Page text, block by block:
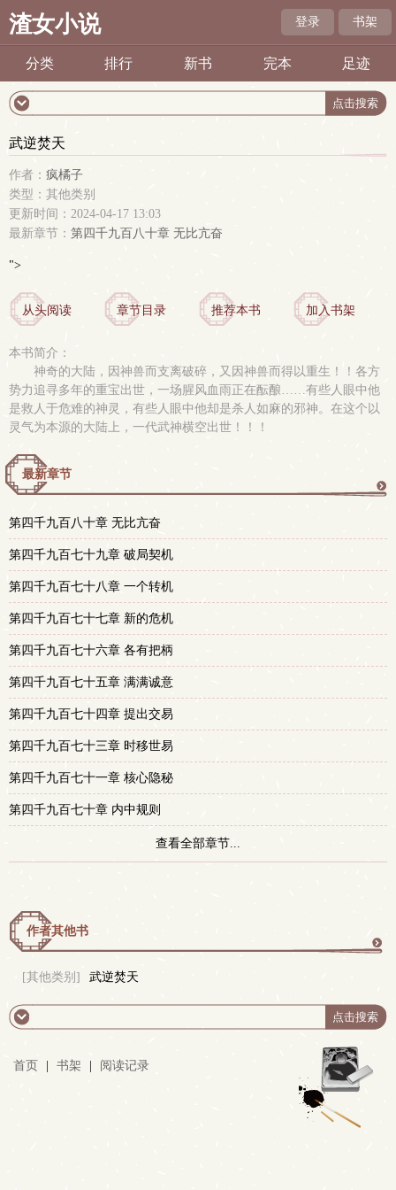
渣女小说 登录 书架
分类 排行 新书 完本 足迹
武逆焚天
作者： 疯橘子
类型：其他类别
更新时间：2024-04-17 13:03
最新章节： 第四千九百八十章 无比亢奋
">
从头阅读 章节目录 推荐本书 加入书架
本书简介：
神奇的大陆，因神兽而支离破碎，又因神兽而得以重生！！各方
势力追寻多年的重宝出世，一场腥风血雨正在酝酿……有些人眼中他
是救人于危难的神灵，有些人眼中他却是杀人如麻的邪神。在这个以
灵气为本源的大陆上，一代武神横空出世！！！
最新章节
第四千九百八十章 无比亢奋
第四千九百七十九章 破局契机
第四千九百七十八章 一个转机
第四千九百七十七章 新的危机
第四千九百七十六章 各有把柄
第四千九百七十五章 满满诚意
第四千九百七十四章 提出交易
第四千九百七十三章 时移世易
第四千九百七十一章 核心隐秘
第四千九百七十章 内中规则
查看全部章节...
作者其他书
多
[其他类别] 武逆焚天
首页 书架 阅读记录